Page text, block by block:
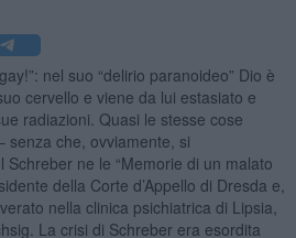
nel suo “delirio paranoideo” Dio è
cervello e viene da lui estasiato e
radiazioni. Quasi le stesse cose
senza che, ovviamente, si
ne le “Memorie di un malato
della Corte d’Appello di Dresda e,
nella clinica psichiatrica di Lipsia,
La crisi di Schreber era esordita